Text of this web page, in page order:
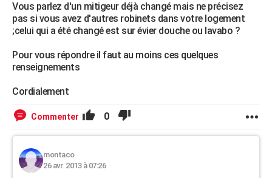
Vous parlez d'un mitigeur déjà changé mais ne précisez
pas si vous avez d'autres robinets dans votre logement
;celui qui a été changé est sur évier douche ou lavabo ?
Pour vous répondre il faut au moins ces quelques
renseignements
Cordialement
Commenter 0
montaco
26 avr. 2013 à 07:26